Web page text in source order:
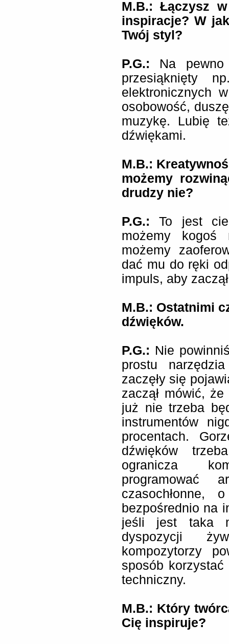
M.B.: Łączysz
inspiracje? W
Twój styl?
P.G.: Na
przesiąknięty
elektronicznych
osobowość,
muzykę. Lubię
dźwiękami.
M.B.:
możemy
drudzy nie?
P.G.:To jest
możemy kogoś
możemy
dać mu do ręki
impuls, aby
M.B.: Ostatnimi
dźwięków.
P.G.: Nie
prostu
zaczęły się
zaczął mówić,
już nie trzeba
instrumentów
procentach.
dźwięków
ogranicza
programować
bezpośrednio na
jeśli jest taka
dyspozycji
kompozytorzy
sposób
techniczny.
M.B.: Który
Cię inspiruje?